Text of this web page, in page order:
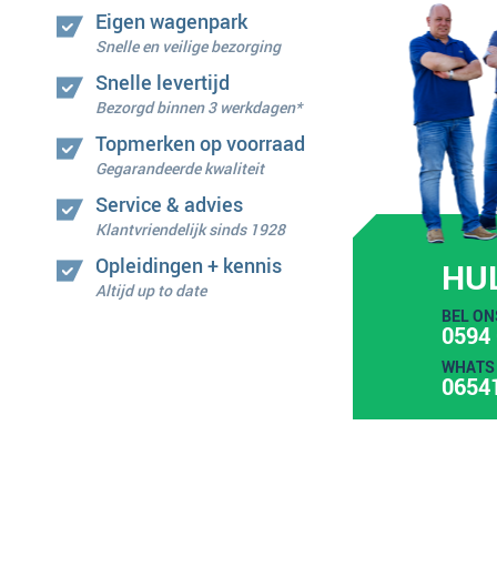
Eigen wagenpark
Snelle en veilige bezorging
Snelle levertijd
Bezorgd binnen 3 werkdagen*
Topmerken op voorraad
Gegarandeerde kwaliteit
Service & advies
Klantvriendelijk sinds 1928
Opleidingen + kennis
Altijd up to date
BEL
0594
WHATS